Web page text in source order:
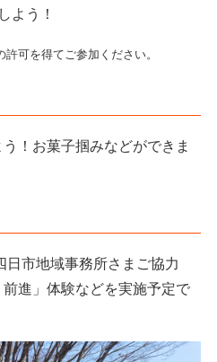
よう！
可を得てご参加ください。
！お菓子掴みなどができま
日市地域事務所さまご協力
進」体験などを実施予定で